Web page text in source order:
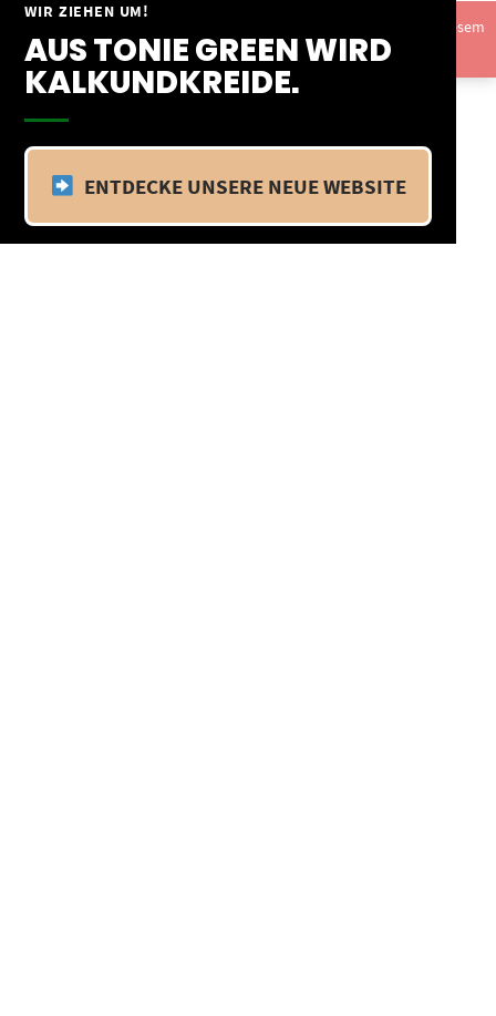
WIR ZIEHEN UM!
AUS TONIE GREEN WIRD
KALKUNDKREIDE.
ENTDECKE UNSERE NEUE WEBSITE
Springe
Inhalt
Vom 09.04.25 - 20.04.25 befinden wir uns im Betriebsurlaub. In diesem
Zeitraum findet kein Versand statt.Ausblenden